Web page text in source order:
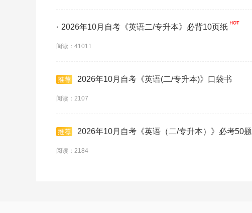
· 2026年10月自考《英语二/专升本》必背10页纸
阅读：41011
2026年10月自考《英语(二/专升本)》口袋书
阅读：2107
2026年10月自考《英语（二/专升本）》必考50题
阅读：2184